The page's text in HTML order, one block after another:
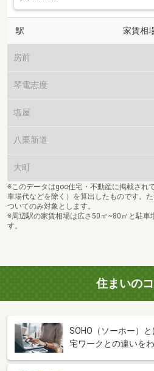
駅 家賃相
房前
琴電志度
塩屋
八栗新道
大町
※このデータはgoo住宅・不動産に掲載され
車場代などを除く）を算出したものです。
ついてのみ対象とします。
※周辺駅の家賃相場は広さ50㎡~80㎡と駐車
す。
住まいの
SOHO（ソーホー）
宅ワークとの違いを